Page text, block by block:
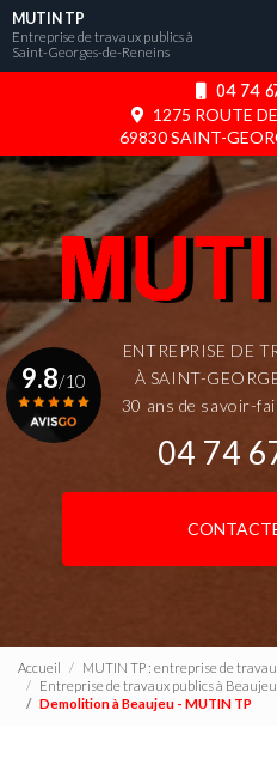
Aller
au
contenu
04 74
1275 ROUTE
69830 SAINT-
MUTIN TP
Entreprise de travaux publics à
Saint-Georges-de-Reneins
ENTREPRISE DE
À SAINT-
30 ans de savoir-
04 74
9.8/10
Accueil
MUTIN TP : entreprise de
Entreprise de travaux publics à
Demolition à Beaujeu - MUTIN TP